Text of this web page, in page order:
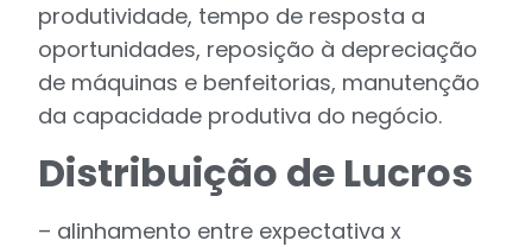
produtividade, tempo de resposta a
oportunidades, reposição à depreciação
de máquinas e benfeitorias, manutenção
da capacidade produtiva do negócio.
Distribuição de Lucros
– alinhamento entre expectativa x